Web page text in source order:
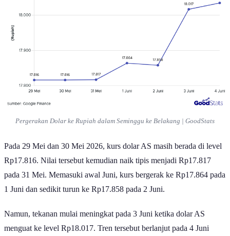
Pergerakan Dolar ke Rupiah dalam Seminggu ke Belakang | GoodStats
Pada 29 Mei dan 30 Mei 2026, kurs dolar AS masih berada di level
Rp17.816. Nilai tersebut kemudian naik tipis menjadi Rp17.817
pada 31 Mei. Memasuki awal Juni, kurs bergerak ke Rp17.864 pada
1 Juni dan sedikit turun ke Rp17.858 pada 2 Juni.
Namun, tekanan mulai meningkat pada 3 Juni ketika dolar AS
menguat ke level Rp18.017. Tren tersebut berlanjut pada 4 Juni